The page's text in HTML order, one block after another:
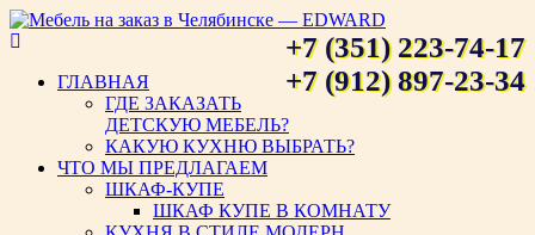
Мебель на заказ в Челябинске
— EDWARD
+7 (351) 223-74-17
+7 (912) 897-23-34
ГЛАВНАЯ
ГДЕ ЗАКАЗАТЬ
ДЕТСКУЮ МЕБЕЛЬ?
КАКУЮ КУХНЮ ВЫБРАТЬ?
ЧТО МЫ ПРЕДЛАГАЕМ
ШКАФ-КУПЕ
ШКАФ КУПЕ В КОМНАТУ